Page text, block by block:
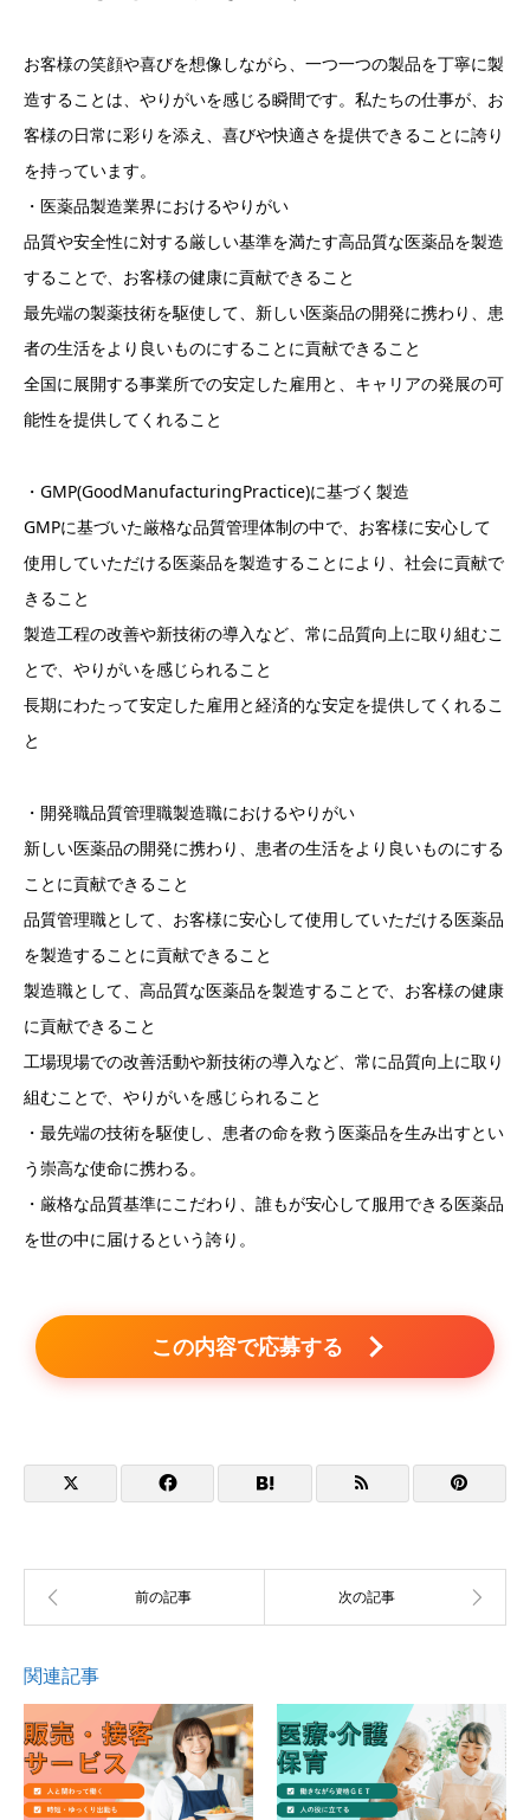
お客様の笑顔や喜びを想像しながら、一つ一つの製品を丁寧に製
造することは、やりがいを感じる瞬間です。私たちの仕事が、お
客様の日常に彩りを添え、喜びや快適さを提供できることに誇り
を持っています。
・医薬品製造業界におけるやりがい
品質や安全性に対する厳しい基準を満たす高品質な医薬品を製造
することで、お客様の健康に貢献できること
最先端の製薬技術を駆使して、新しい医薬品の開発に携わり、患
者の生活をより良いものにすることに貢献できること
全国に展開する事業所での安定した雇用と、キャリアの発展の可
能性を提供してくれること
・GMP(GoodManufacturingPractice)に基づく製造
GMPに基づいた厳格な品質管理体制の中で、お客様に安心して
使用していただける医薬品を製造することにより、社会に貢献で
きること
製造工程の改善や新技術の導入など、常に品質向上に取り組むこ
とで、やりがいを感じられること
長期にわたって安定した雇用と経済的な安定を提供してくれるこ
と
・開発職品質管理職製造職におけるやりがい
新しい医薬品の開発に携わり、患者の生活をより良いものにする
ことに貢献できること
品質管理職として、お客様に安心して使用していただける医薬品
を製造することに貢献できること
製造職として、高品質な医薬品を製造することで、お客様の健康
に貢献できること
工場現場での改善活動や新技術の導入など、常に品質向上に取り
組むことで、やりがいを感じられること
・最先端の技術を駆使し、患者の命を救う医薬品を生み出すとい
う崇高な使命に携わる。
・厳格な品質基準にこだわり、誰もが安心して服用できる医薬品
を世の中に届けるという誇り。
この内容で応募する
関連記事